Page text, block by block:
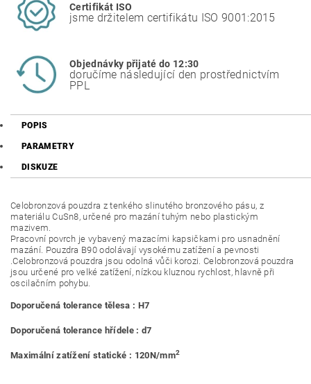
Certifikát ISO
jsme držitelem certifikátu ISO 9001:2015
Objednávky přijaté do 12:30
doručíme následující den prostřednictvím
PPL
POPIS
PARAMETRY
DISKUZE
Celobronzová pouzdra z tenkého slinutého bronzového pásu, z
materiálu CuSn8, určené pro mazání tuhým nebo plastickým
mazivem.
Pracovní povrch je vybavený mazacími kapsičkami pro usnadnění
mazání. Pouzdra B90 odolávají vysokému zatížení a pevnosti
.Celobronzová pouzdra jsou odolná vůči korozi. Celobronzová pouzdra
jsou určené pro velké zatížení, nízkou kluznou rychlost, hlavně při
oscilačním pohybu.
Doporučená tolerance tělesa : H7
Doporučená tolerance hřídele : d7
Maximální zatížení statické : 120N/mm2